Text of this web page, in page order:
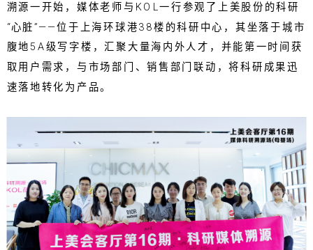
溯源一开始，媒体老师与KOL一行参观了上美股份的科研
“心脏”——位于上海环球港38楼的科研中心，其坐落于城市
腹地5A级写字楼，汇聚大量海内外人才，并能第一时间获
取用户需求，与市场部门、销售部门联动，将科研成果迅
速落地转化为产品。